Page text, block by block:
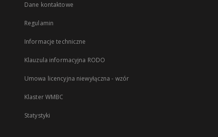
Dane kontaktowe
Regulamin
Informacje techniczne
Klauzula informacyjna RODO
Umowa licencyjna niewyłączna - wzór
Klaster WMBC
Statystyki